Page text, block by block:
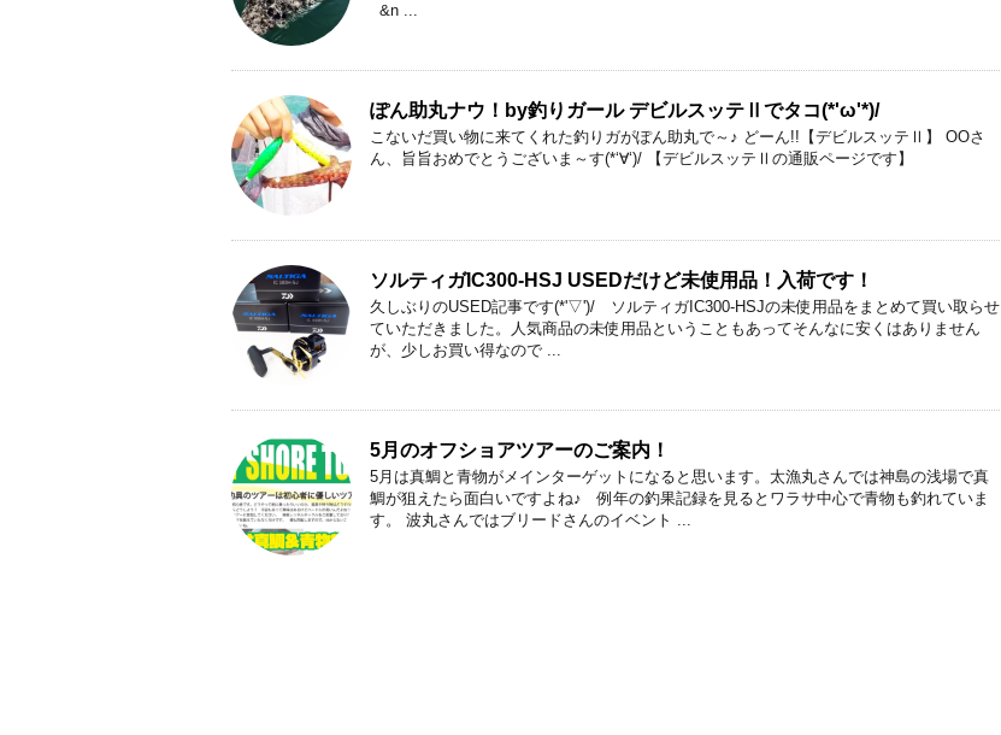
&n ...
ぽん助丸ナウ！by釣りガール デビルスッテⅡでタコ(*'ω'*)/
こないだ買い物に来てくれた釣りガがぽん助丸で～♪ どーん!!【デビルスッテⅡ】 OOさ
ん、旨旨おめでとうございま～す(*‘∀‘)/ 【デビルスッテⅡの通販ページです】
ソルティガIC300-HSJ USEDだけど未使用品！入荷です！
久しぶりのUSED記事です(*'▽')/ ソルティガIC300-HSJの未使用品をまとめて買い取らせ
ていただきました。人気商品の未使用品ということもあってそんなに安くはありません
が、少しお買い得なので ...
5月のオフショアツアーのご案内！
5月は真鯛と青物がメインターゲットになると思います。太漁丸さんでは神島の浅場で真
鯛が狙えたら面白いですよね♪ 例年の釣果記録を見るとワラサ中心で青物も釣れていま
す。 波丸さんではブリードさんのイベント ...